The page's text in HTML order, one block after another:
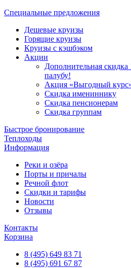
Специальные предложения
Дешевые круизы
Горящие круизы
Круизы с кэшбэком
Акции
Дополнительная
палубу!
Акция «Выгодный
Скидка имениннику
Скидка пенсионерам
Скидка группам
Быстрое бронирование
Теплоходы
Информация
Реки и озёра
Порты и причалы
Речной флот
Скидки и тарифы
Новости
Отзывы
Контакты
Корзина
8 (495) 649 83 71
8 (495) 691 67 87